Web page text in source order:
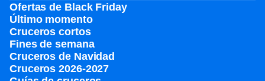
Ofertas de Black Friday
Último momento
Cruceros cortos
Fines de semana
Cruceros de Navidad
Cruceros 2026-2027